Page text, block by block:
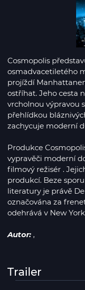
Cosmopolis
osmadvacetiletého
projíždí
ostříhat. Jeho cesta
vrcholnou výpravou
přehlídkou
zachycuje moderní
Produkce
vypravěči moderní
filmový režisér .
produkcí. Beze
literatury je právě
označována za
odehrává v New
Autor: ,
Trailer